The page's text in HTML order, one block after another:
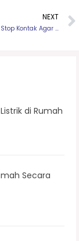
NEXT
5 Tips Menjaga Stop Kontak Agar Tetap Aman
di Rumah
Secara